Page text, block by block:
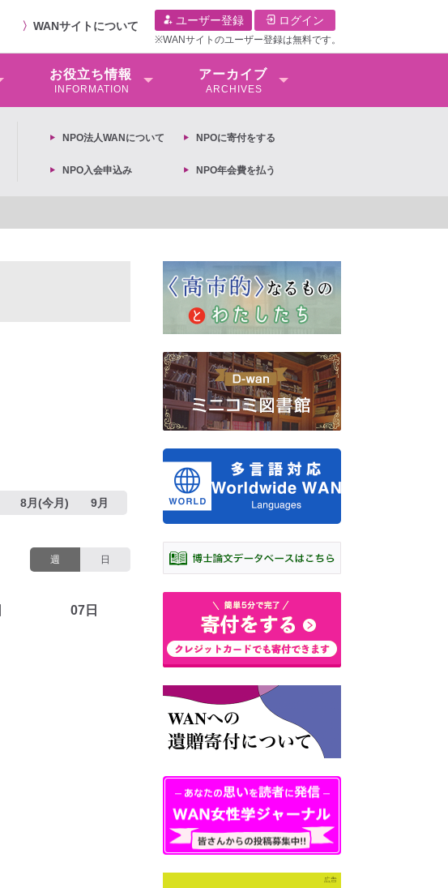
〉 WANサイトについて ユーザー登録 ログイン
※WANサイトのユーザー登録は無料です。
お役⽴ち情報
INFORMATION
アーカイブ
ARCHIVES
NPO法⼈WANについて NPOに寄付をする
NPO入会申込み NPO年会費を払う
8月(今月) 9月
週 日
07日